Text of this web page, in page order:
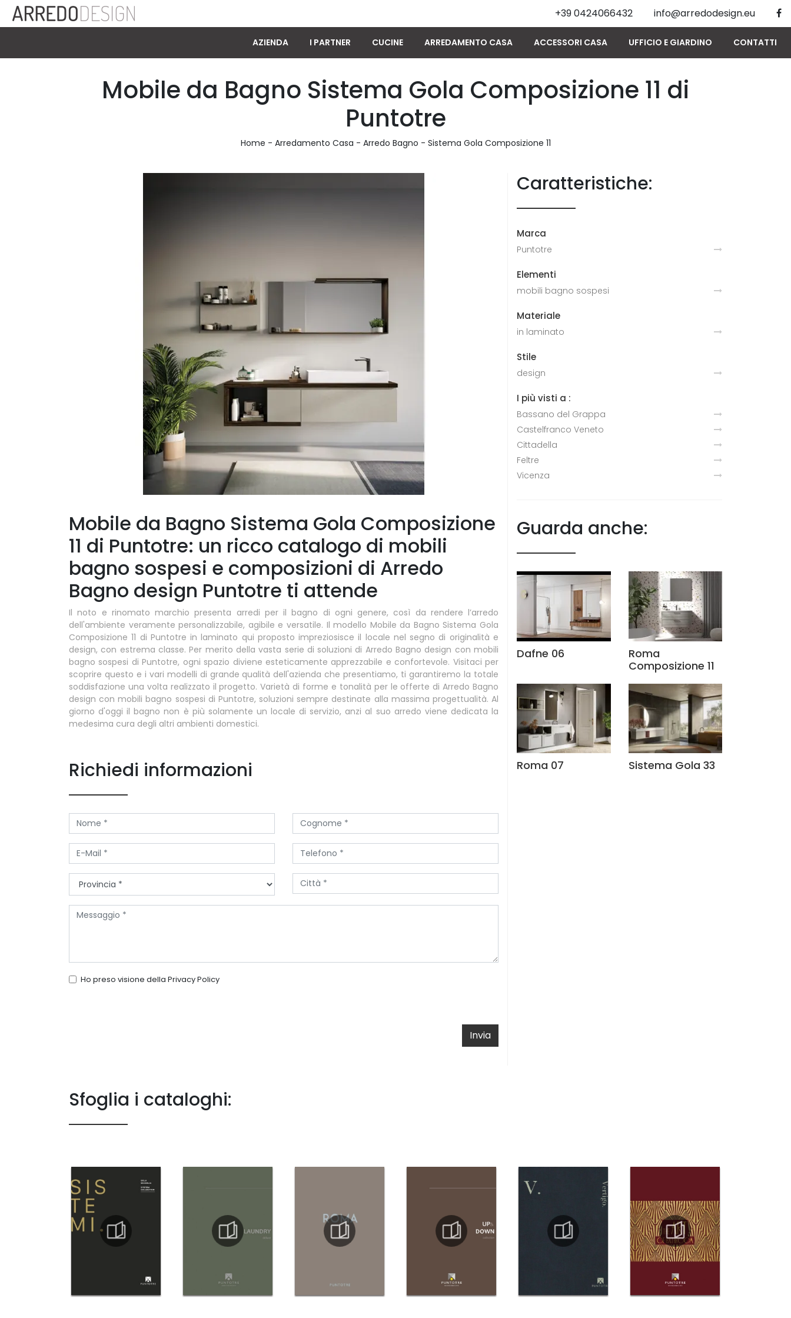
+39 0424066432 info@arredodesign.eu
AZIENDA I PARTNER CUCINE ARREDAMENTO CASA ACCESSORI CASA UFFICIO E GIARDINO CONTATTI
Mobile da Bagno Sistema Gola Composizione 11 di
Puntotre
Home - Arredamento Casa - Arredo Bagno - Sistema Gola Composizione 11
Mobile da Bagno Sistema Gola Composizione
11 di Puntotre: un ricco catalogo di mobili
bagno sospesi e composizioni di Arredo
Bagno design Puntotre ti attende
Il noto e rinomato marchio presenta arredi per il bagno di ogni genere, così da rendere l’arredo
dell'ambiente veramente personalizzabile, agibile e versatile. Il modello Mobile da Bagno Sistema Gola
Composizione 11 di Puntotre in laminato qui proposto impreziosisce il locale nel segno di originalità e
design, con estrema classe. Per merito della vasta serie di soluzioni di Arredo Bagno design con mobili
bagno sospesi di Puntotre, ogni spazio diviene esteticamente apprezzabile e confortevole. Visitaci per
scoprire questo e i vari modelli di grande qualità dell'azienda che presentiamo, ti garantiremo la totale
soddisfazione una volta realizzato il progetto. Varietà di forme e tonalità per le offerte di Arredo Bagno
design con mobili bagno sospesi di Puntotre, soluzioni sempre destinate alla massima progettualità. Al
giorno d'oggi il bagno non è più solamente un locale di servizio, anzi al suo arredo viene dedicata la
medesima cura degli altri ambienti domestici.
Richiedi informazioni
Ho preso visione della Privacy Policy
Invia
Caratteristiche:
Marca
Puntotre
Elementi
mobili bagno sospesi
Materiale
in laminato
Stile
design
I più visti a :
Bassano del Grappa
Castelfranco Veneto
Cittadella
Feltre
Vicenza
Guarda anche:
Dafne 06
Roma
Composizione 11
Roma 07 Sistema Gola 33
Sfoglia i cataloghi: